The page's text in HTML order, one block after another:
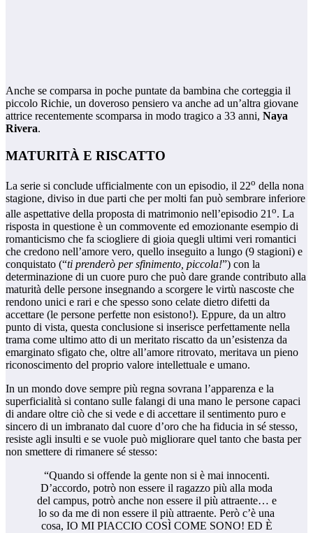
Anche se comparsa in poche puntate da bambina che corteggia il
piccolo Richie, un doveroso pensiero va anche ad un’altra giovane
attrice recentemente scomparsa in modo tragico a 33 anni, Naya
Rivera.
MATURITÀ E RISCATTO
La serie si conclude ufficialmente con un episodio, il 22o della nona
stagione, diviso in due parti che per molti fan può sembrare inferiore
alle aspettative della proposta di matrimonio nell’episodio 21 o. La
risposta in questione è un commovente ed emozionante esempio di
romanticismo che fa sciogliere di gioia quegli ultimi veri romantici
che credono nell’amore vero, quello inseguito a lungo (9 stagioni) e
conquistato (“ti prenderò per sfinimento, piccola!”) con la
determinazione di un cuore puro che può dare grande contributo alla
maturità delle persone insegnando a scorgere le virtù nascoste che
rendono unici e rari e che spesso sono celate dietro difetti da
accettare (le persone perfette non esistono!). Eppure, da un altro
punto di vista, questa conclusione si inserisce perfettamente nella
trama come ultimo atto di un meritato riscatto da un’esistenza da
emarginato sfigato che, oltre all’amore ritrovato, meritava un pieno
riconoscimento del proprio valore intellettuale e umano.
In un mondo dove sempre più regna sovrana l’apparenza e la
superficialità si contano sulle falangi di una mano le persone capaci
di andare oltre ciò che si vede e di accettare il sentimento puro e
sincero di un imbranato dal cuore d’oro che ha fiducia in sé stesso,
resiste agli insulti e se vuole può migliorare quel tanto che basta per
non smettere di rimanere sé stesso:
“Quando si offende la gente non si è mai innocenti.
D’accordo, potrò non essere il ragazzo più alla moda
del campus, potrò anche non essere il più attraente… e
lo so da me di non essere il più attraente. Però c’è una
cosa, IO MI PIACCIO COSÌ COME SONO! ED È